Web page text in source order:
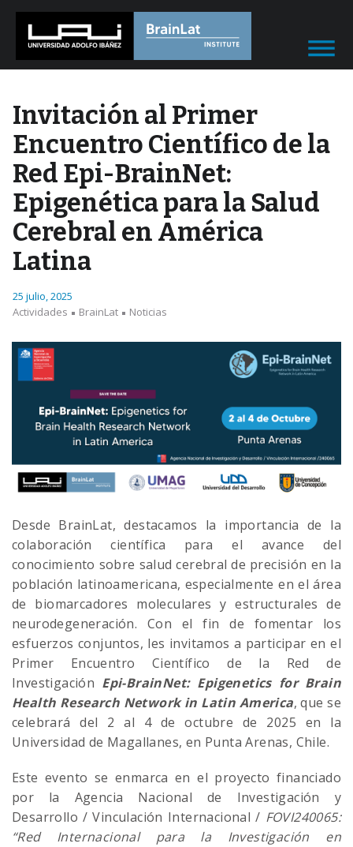
Invitación al Primer
Encuentro Científico de la
Red Epi-BrainNet:
Epigenética para la Salud
Cerebral en América
Latina
25 julio, 2025
Actividades
BrainLat Noticias
Desde BrainLat, destacamos la importancia de la
colaboración científica para el avance del
conocimiento sobre salud cerebral de precisión en la
población latinoamericana, especialmente en el área
de biomarcadores moleculares y estructurales de
neurodegeneración. Con el fin de fomentar los
esfuerzos conjuntos, les invitamos a participar en el
Primer Encuentro Científico de la Red de
Investigación Epi-BrainNet: Epigenetics for Brain
Health Research Network in Latin America, que se
celebrará del 2 al 4 de octubre de 2025 en la
Universidad de Magallanes, en Punta Arenas, Chile.
Este evento se enmarca en el proyecto financiado
por la Agencia Nacional de Investigación y
Desarrollo / Vinculación Internacional / FOVI240065:
“Red Internacional para la Investigación en